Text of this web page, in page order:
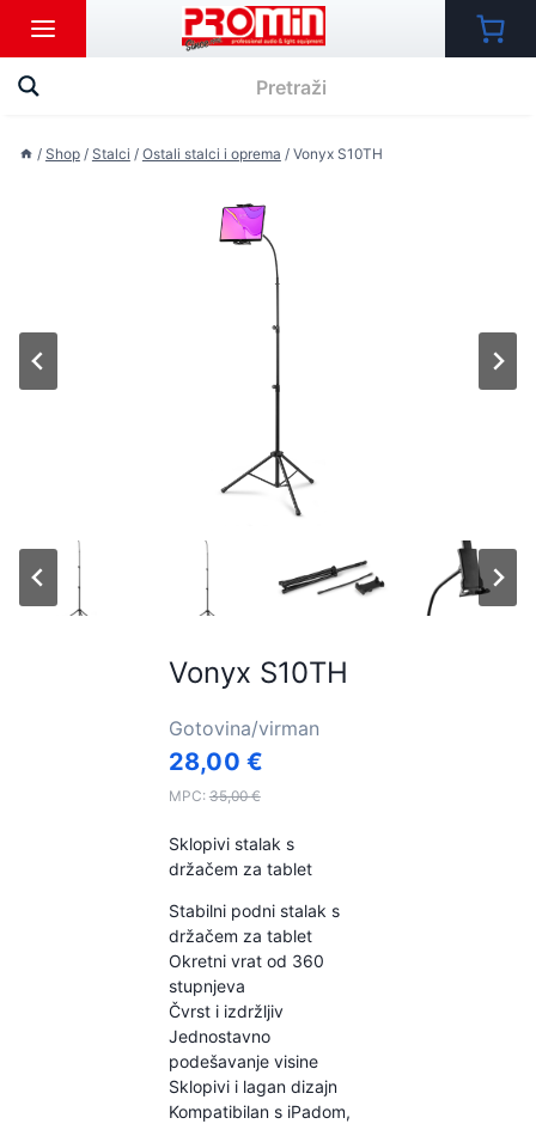
content
/ Shop / Stalci / Ostali stalci i oprema / Vonyx S10TH
Vonyx S10TH
Gotovina/virman
28,00 €
MPC: 35,00€
Sklopivi stalak s
držačem za tablet
Stabilni podni stalak s
držačem za tablet
Okretni vrat od 360
stupnjeva
Čvrst i izdržljiv
Jednostavno
podešavanje visine
Sklopivi i lagan dizajn
Kompatibilan s iPadom,